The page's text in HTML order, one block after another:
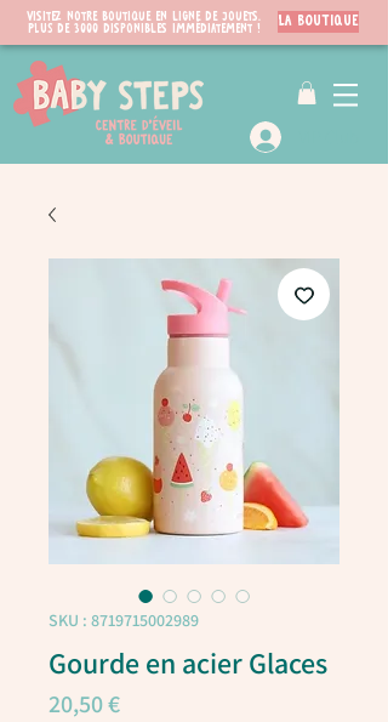
Visitez notre boutique en ligne de jouets.
PLUS de 3000 disponibles immédiatement !
LA BOUTIQUE
SKU : 8719715002989
Gourde en acier Glaces
20,50 €Prix